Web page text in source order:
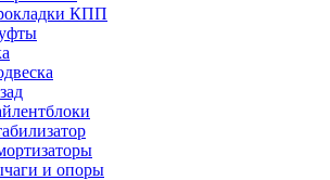
КПП
и опоры